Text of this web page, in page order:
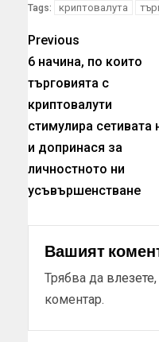
Tags: криптовалута
Previous
6 начина, по които
търговията с
криптовалути
стимулира сетивата
и допринася за
личностното ни
усъвършенстване
Вашият
Трябва да влезете
коментар.